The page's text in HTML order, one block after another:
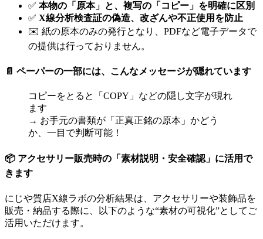
✅ 本物の「原本」と、複写の「コピー」を明確に区別
✅ X線分析検査証の偽造、改ざんや不正使用を防止
✉️ 紙の原本のみの発行となり、PDFなど電子データで
の提供は行っておりません。
📄 ペーパーの一部には、こんなメッセージが隠れています
コピーをとると「COPY」などの隠し文字が現れ
ます
→ お手元の書類が「正真正銘の原本」かどう
か、一目で判断可能！
📦 アクセサリー販売時の「素材説明・安全確認」に活用で
きます
にじや質店X線ラボの分析結果は、アクセサリーや装飾品を
販売・納品する際に、以下のような“素材の可視化”としてご
活用いただけます。